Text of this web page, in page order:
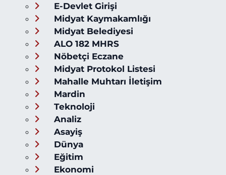
E-Devlet Girişi
Midyat Kaymakamlığı
Midyat Belediyesi
ALO 182 MHRS
Nöbetçi Eczane
Midyat Protokol Listesi
Mahalle Muhtarı İletişim
Mardin
Teknoloji
Analiz
Asayiş
Dünya
Eğitim
Ekonomi